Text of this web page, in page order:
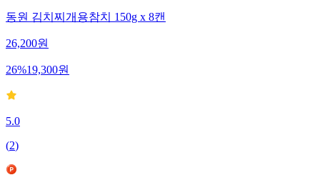
동원 김치찌개용참치 150g x 8캔
26,200원
26%19,300원
5.0
(2)